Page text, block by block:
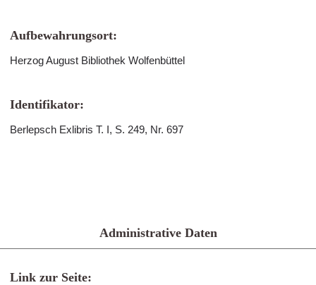
Aufbewahrungsort:
Herzog August Bibliothek Wolfenbüttel
Identifikator:
Berlepsch Exlibris T. I, S. 249, Nr. 697
Administrative Daten
Link zur Seite: